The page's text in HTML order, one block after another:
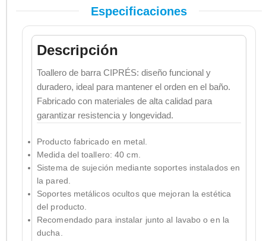
Especificaciones
Descripción
Toallero de barra CIPRÉS: diseño funcional y
duradero, ideal para mantener el orden en el baño.
Fabricado con materiales de alta calidad para
garantizar resistencia y longevidad.
Producto fabricado en metal.
Medida del toallero: 40 cm.
Sistema de sujeción mediante soportes instalados en
la pared.
Soportes metálicos ocultos que mejoran la estética
del producto.
Recomendado para instalar junto al lavabo o en la
ducha.